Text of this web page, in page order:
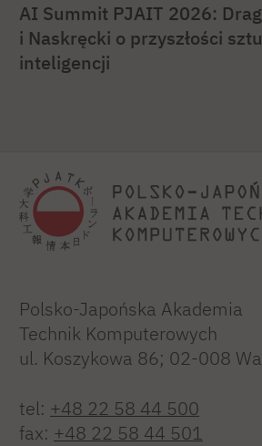
AI Summit PJAIT 2026:
i Naskręcki o przyszłości
inteligencji
Polsko-Japońska Akademia
Technik Komputerowych
ul. Koszykowa 86; 02-008
tel: +48 22 58 44 500
fax: +48 22 58 44 501